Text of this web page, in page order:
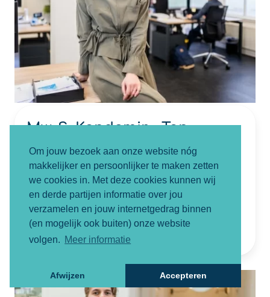
Om jouw bezoek aan onze website nóg
makkelijker en persoonlijker te maken zetten
we cookies in. Met deze cookies kunnen wij
en derde partijen informatie over jou
verzamelen en jouw internetgedrag binnen
(en mogelijk ook buiten) onze website
volgen. Meer informatie
Afwijzen Accepteren
Mw. S. Kandemir - Tan
Letselschadejurist
NIVRE Register-Expert
06-82852882
sevval@smartletselschade.nl